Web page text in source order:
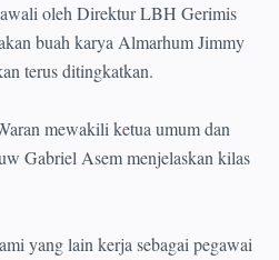
oleh Direktur LBH Gerimis
buah karya Almarhum Jimmy
terus ditingkatkan.
mewakili ketua umum dan
Gabriel Asem menjelaskan kilas
yang lain kerja sebagai pegawai